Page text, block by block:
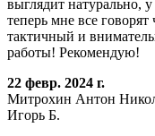
выглядит натурально,
теперь мне все
тактичный и
работы! Рекомендую!
22 февр. 2024 г.
Митрохин Антон
Игорь Б.